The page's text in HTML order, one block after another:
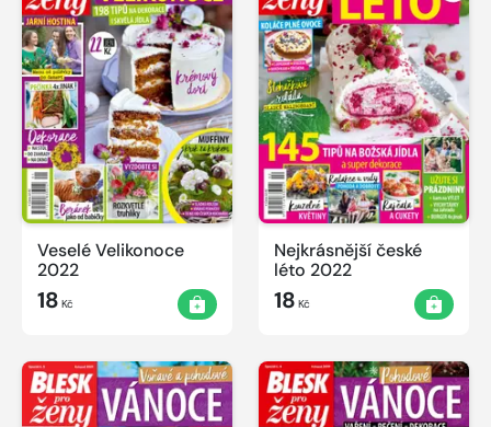
Veselé Velikonoce
2022
18 Kč
Nejkrásnější české
léto 2022
18 Kč